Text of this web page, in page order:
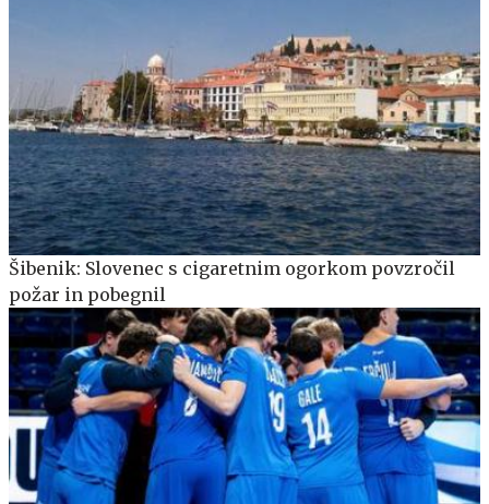
Šibenik: Slovenec s cigaretnim ogorkom povzročil
požar in pobegnil